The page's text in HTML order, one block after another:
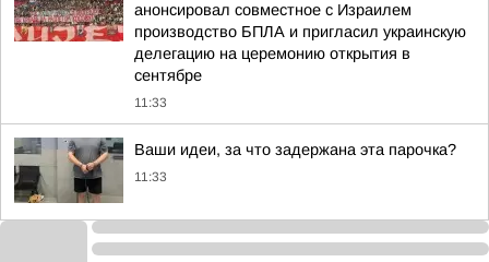
анонсировал совместное с Израилем
производство БПЛА и пригласил украинскую
делегацию на церемонию открытия в
сентябре
11:33
Ваши идеи, за что задержана эта парочка?
11:33